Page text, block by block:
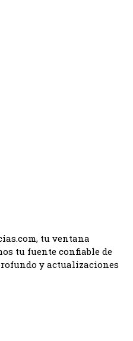
tu ventana
tu fuente confiable de
y actualizaciones